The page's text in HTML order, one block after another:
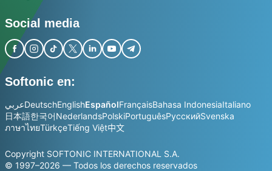
Social media
Softonic en:
عربيDeutschEnglishEspañolFrançaisBahasa IndonesiaItaliano
日本語한국어NederlandsPolskiPortuguêsРусскийSvenska
ภาษาไทยTürkçeTiếng Việt中文
Copyright SOFTONIC INTERNATIONAL S.A.
© 1997–2026 — Todos los derechos reservados